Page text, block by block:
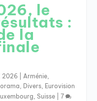
le
:
la
2026 |Arménie,
, Divers, Eurovision
,Suisse |7